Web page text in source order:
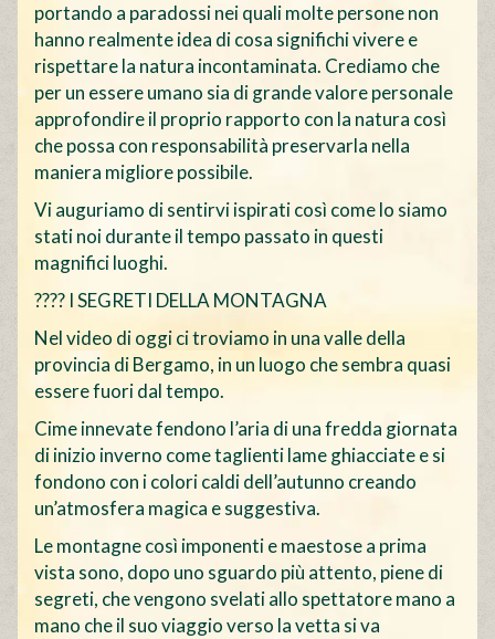
portando a paradossi nei quali molte persone non
hanno realmente idea di cosa significhi vivere e
rispettare la natura incontaminata. Crediamo che
per un essere umano sia di grande valore personale
approfondire il proprio rapporto con la natura così
che possa con responsabilità preservarla nella
maniera migliore possibile.
Vi auguriamo di sentirvi ispirati così come lo siamo
stati noi durante il tempo passato in questi
magnifici luoghi.
???? I SEGRETI DELLA MONTAGNA
Nel video di oggi ci troviamo in una valle della
provincia di Bergamo, in un luogo che sembra quasi
essere fuori dal tempo.
Cime innevate fendono l’aria di una fredda giornata
di inizio inverno come taglienti lame ghiacciate e si
fondono con i colori caldi dell’autunno creando
un’atmosfera magica e suggestiva.
Le montagne così imponenti e maestose a prima
vista sono, dopo uno sguardo più attento, piene di
segreti, che vengono svelati allo spettatore mano a
mano che il suo viaggio verso la vetta si va